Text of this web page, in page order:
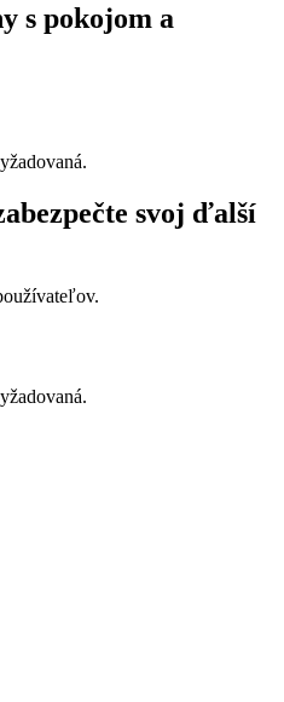
s pokojom a
svoj ďalší